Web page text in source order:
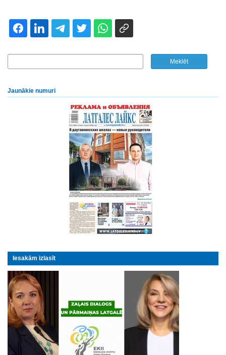
Jaunākie numuri
Iesakām izlasīt